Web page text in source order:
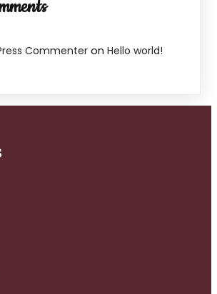
Commenter on Hello world!